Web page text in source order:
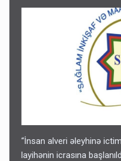
“İnsan alveri əleyhinə
layihənin icrasına